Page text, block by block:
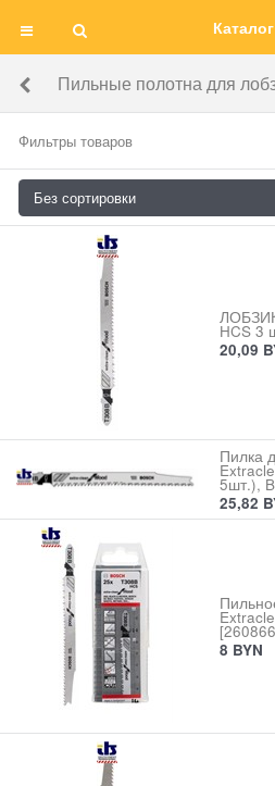
Каталог
Пильные полотна для
Фильтры товаров
HCS 3
20,09
Пилка
5шт.),
25,82
8 BYN